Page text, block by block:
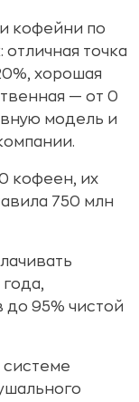
кофейни по
точка
хорошая
— от 0
модель и
кофеен, их
750 млн
95% чистой
системе